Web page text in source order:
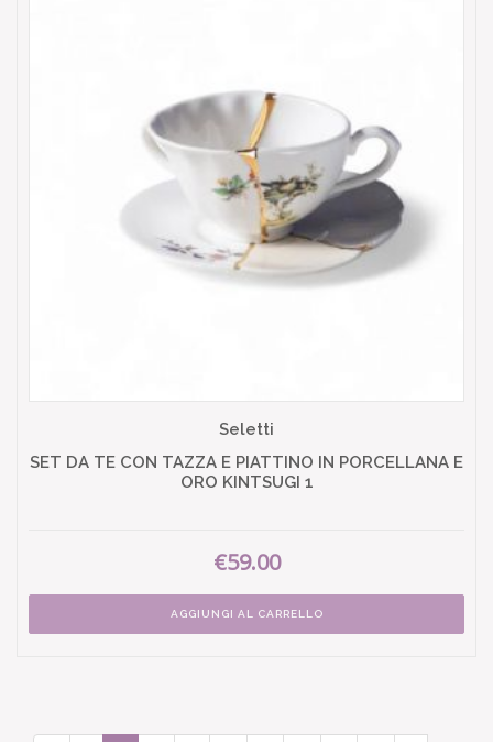
Seletti
SET DA TE CON TAZZA E PIATTINO IN PORCELLANA E
ORO KINTSUGI 1
€59.00
AGGIUNGI AL CARRELLO